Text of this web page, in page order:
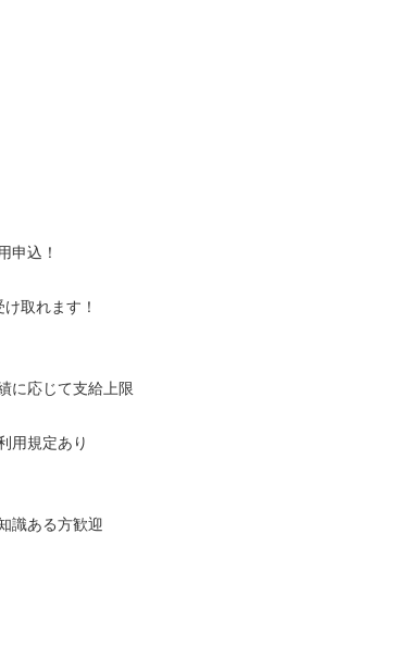
申込！
取れます！
に応じて支給上限
用規定あり
識ある方歓迎